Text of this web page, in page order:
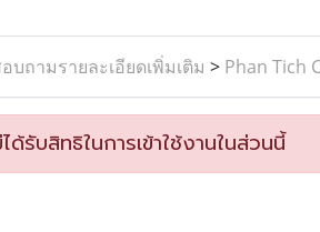
บถามรายละเอียดเพิ่มเติม > Phan Tich
รับสิทธิในการเข้าใช้งานในส่วนนี้